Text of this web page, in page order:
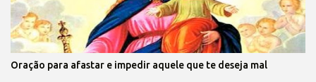
Oração para afastar e impedir aquele que te deseja mal